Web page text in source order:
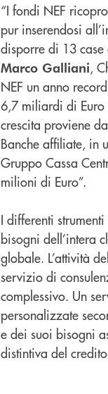
“I fondi NEF
pur inserendosi
disporre di 13
Marco Galliani,
NEF un anno
6,7 miliardi di Euro
crescita proviene
Banche affiliate, in
Gruppo Cassa
milioni di Euro”.
I differenti
bisogni dell’intera
globale. L’attività
servizio di
complessivo. Un
personalizzate
e dei suoi bisogni
distintiva del